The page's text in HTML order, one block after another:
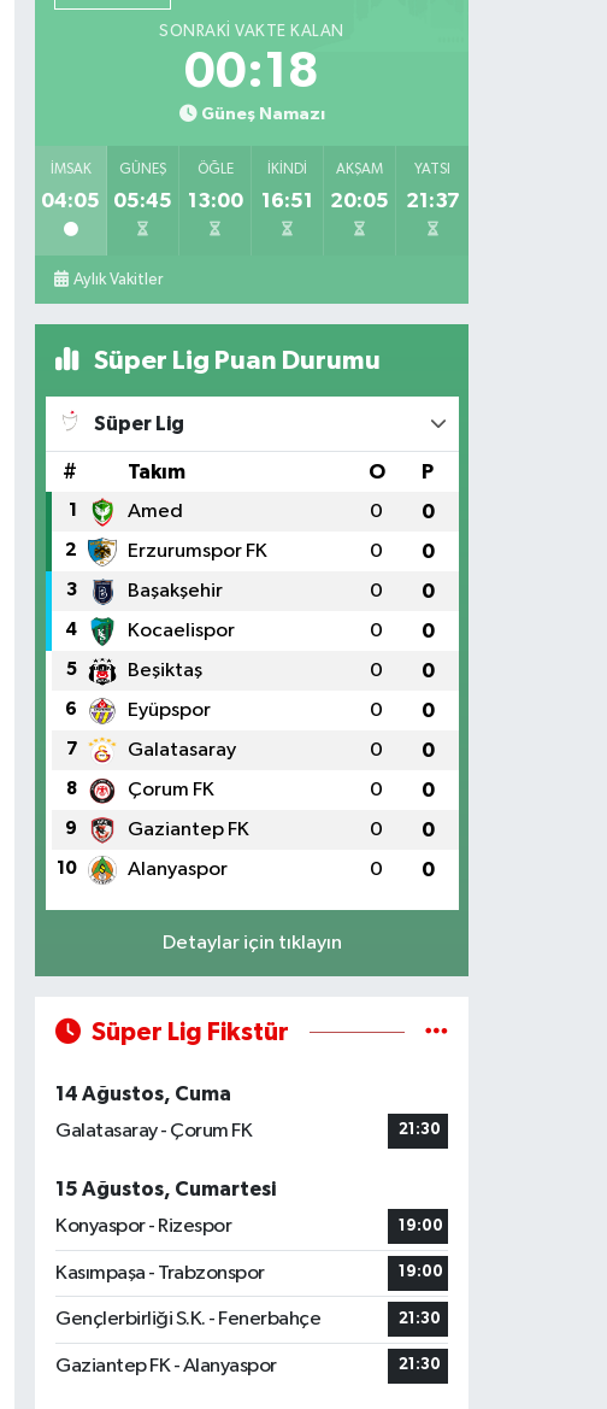
SONRAKI VAKTE KALAN
00:16
Güneş Namazı
İMSAK
04:05
GÜNEŞ
05:45
ÖĞLE
13:00
İKINDI
16:51
AKŞAM
20:05
YATSI
21:37
Aylık Vakitler
Süper Lig Puan Durumu
Süper Lig
# Takım O P
1 Amed 0 0
2 Erzurumspor FK 0 0
3 Başakşehir 0 0
4 Kocaelispor 0 0
5 Beşiktaş 0 0
6 Eyüpspor 0 0
7 Galatasaray 0 0
8 Çorum FK 0 0
9 Gaziantep FK 0 0
10 Alanyaspor 0 0
Detaylar için tıklayın
Süper Lig Fikstür
14 Ağustos, Cuma
Galatasaray - Çorum FK
21:30
15 Ağustos, Cumartesi
Konyaspor - Rizespor
19:00
Kasımpaşa - Trabzonspor 19:00
Gençlerbirliği S.K. - Fenerbahçe 21:30
Gaziantep FK - Alanyaspor 21:30